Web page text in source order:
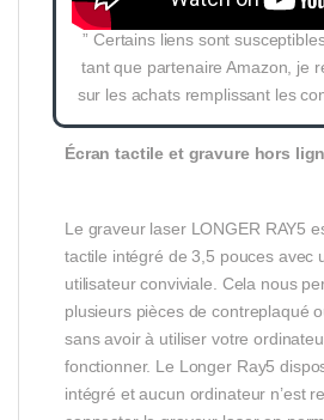
” Certains liens sont
tant que partenaire Amazon, je
sur les achats remplissant les
Écran tactile et gravure hors
Le graveur laser LONGER RAY5
tactile intégré de 3,5 pouces avec
utilisateur conviviale. Cela nous
plusieurs pièces de contreplaqué
sans avoir à utiliser votre
fonctionner. Le Longer Ray5
intégré et aucun ordinateur n’est